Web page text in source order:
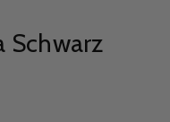
Schwarz